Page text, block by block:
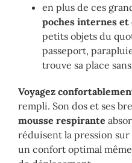
en plus de ces
poches internes
petits objets du
passeport,
trouve sa place
Voyagez
rempli. Son dos et ses
mousse respirante
réduisent la pression sur
un confort optimal